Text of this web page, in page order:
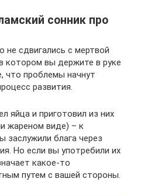
сонник про
не сдвигались с мертвой
котором вы держите в руке
что проблемы начнут
развития.
яйца и приготовил из них
жареном виде) – к
заслужили блага через
Но если вы употребили их
какое-то
путем с вашей стороны.